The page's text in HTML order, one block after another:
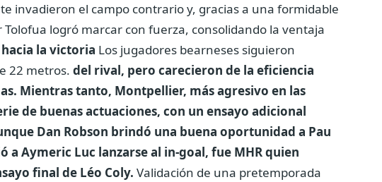
invadieron el campo contrario y, gracias a una formidable
logró marcar con fuerza, consolidando la ventaja
la victoria Los jugadores bearneses siguieron
22 metros. del rival, pero carecieron de la eficiencia
Mientras tanto, Montpellier, más agresivo en las
de buenas actuaciones, con un ensayo adicional
Dan Robson brindó una buena oportunidad a Pau
Aymeric Luc lanzarse al in-goal, fue MHR quien
final de Léo Coly. Validación de una pretemporada